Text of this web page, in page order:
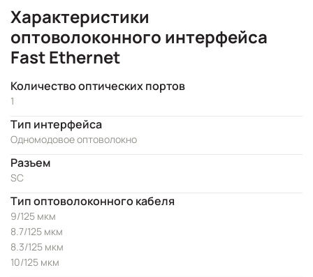
Характеристики
оптоволоконного интерфейса
Fast Ethernet
Количество оптических портов
1
Тип интерфейса
Одномодовое оптоволокно
Разъем
SC
Тип оптоволоконного кабеля
9/125 мкм
8.7/125 мкм
8.3/125 мкм
10/125 мкм